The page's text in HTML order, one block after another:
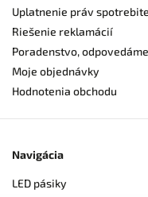
Uplatnenie práv
Riešenie reklamácií
Poradenstvo,
Moje objednávky
Hodnotenia obchodu
Navigácia
LED pásiky